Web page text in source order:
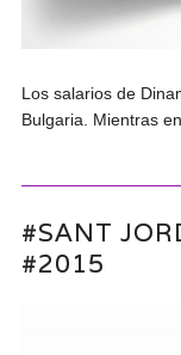
Los salarios de
Bulgaria. Mientras
#SANT
#2015